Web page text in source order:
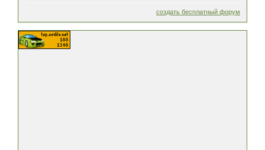
создать бесплатный форум